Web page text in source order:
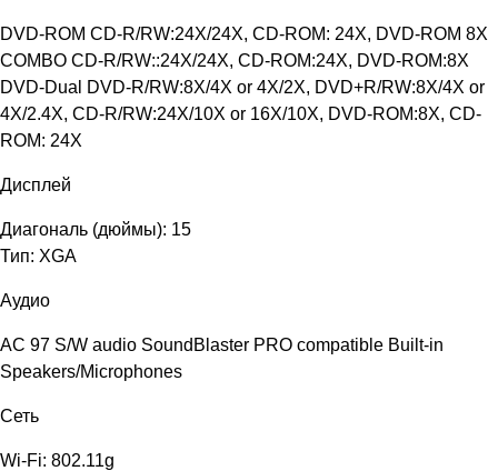
DVD-ROM CD-R/RW:24X/24X, CD-ROM: 24X, DVD-ROM 8X
COMBO CD-R/RW::24X/24X, CD-ROM:24X, DVD-ROM:8X
DVD-Dual DVD-R/RW:8X/4X or 4X/2X, DVD+R/RW:8X/4X or
4X/2.4X, CD-R/RW:24X/10X or 16X/10X, DVD-ROM:8X, CD-
ROM: 24X
Дисплей
Диагональ (дюймы): 15
Тип: XGA
Аудио
AC 97 S/W audio SoundBlaster PRO compatible Built-in
Speakers/Microphones
Сеть
Wi-Fi: 802.11g